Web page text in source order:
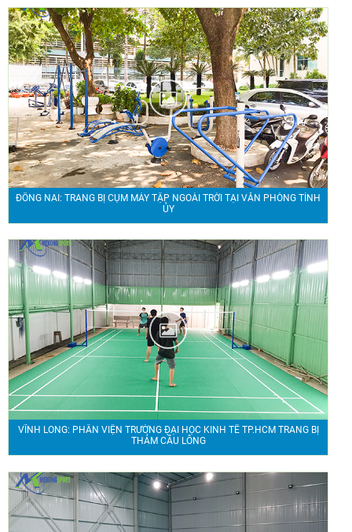
ĐỒNG NAI: TRANG BỊ CỤM MÁY TẬP NGOÀI TRỜI TẠI VĂN PHÒNG TỈNH
ỦY
VĨNH LONG: PHÂN VIỆN TRƯỜNG ĐẠI HỌC KINH TẾ TP.HCM TRANG BỊ
THẢM CẦU LÔNG